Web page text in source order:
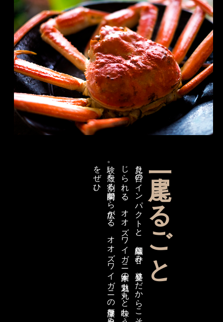
一尾まるごと
見た
目の
イ
ン
パ
ク
ト
と
、
繊細な
甘み
。
姿盛り
だ
か
ら
こ
そ
感
じ
ら
れ
る
、
オ
オ
ズ
ワ
イ
ガ
ニ
本来の
魅力。
丸ご
と
味わ
う
贅沢体
験。
殻を
割る
瞬間か
ら
広が
る
、
オ
オ
ズ
ワ
イ
ガ
ニ
の
濃厚な
旨み
を
ぜ
ひ
。